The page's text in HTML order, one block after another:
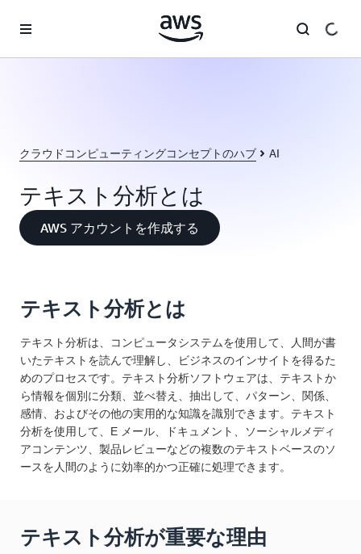
クラウドコンピューティングコンセプトのハブ AI
テキスト分析とは
AWS アカウントを作成する
テキスト分析とは
テキスト分析は、コンピュータシステムを使用して、人間が書
いたテキストを読んで理解し、ビジネスのインサイトを得るた
めのプロセスです。テキスト分析ソフトウェアは、テキストか
ら情報を個別に分類、並べ替え、抽出して、パターン、関係、
感情、およびその他の実用的な知識を識別できます。テキスト
分析を使用して、E メール、ドキュメント、ソーシャルメディ
アコンテンツ、製品レビューなどの複数のテキストベースのソ
ースを人間のように効率的かつ正確に処理できます。
テキスト分析が重要な理由